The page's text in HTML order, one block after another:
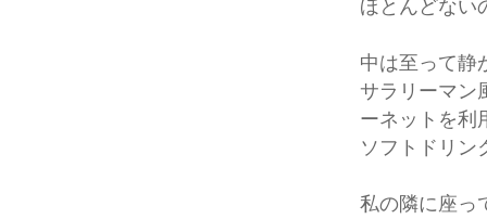
ほとんどない
中は至って静
サラリーマン
ーネットを利
ソフトドリン
私の隣に座っ